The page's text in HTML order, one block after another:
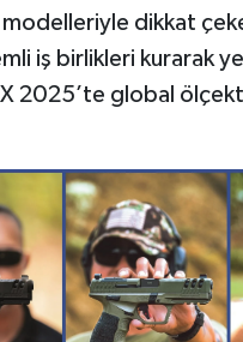
dikkat
iş birlikleri kurarak
2025’te global